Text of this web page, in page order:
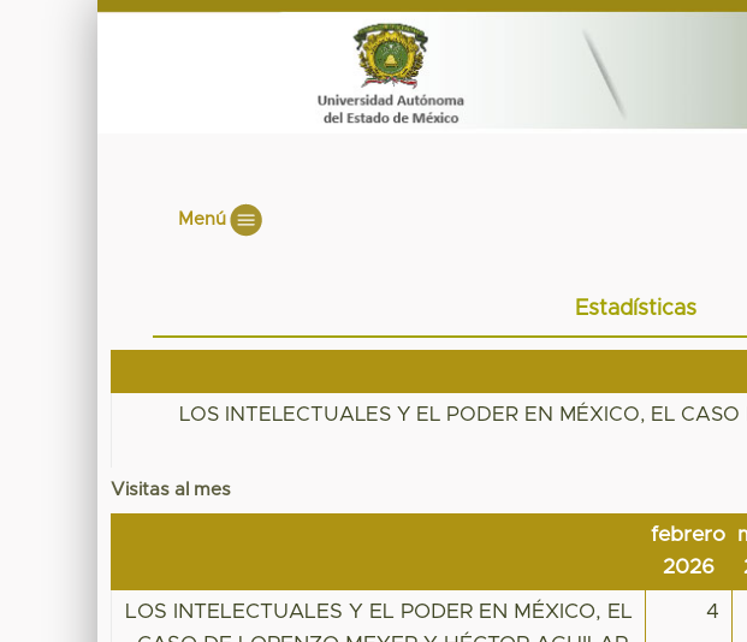
Menú
Estadísticas
LOS INTELECTUALES Y EL PODER EN MÉXICO, EL
Visitas al mes
febrero
2026
LOS INTELECTUALES Y EL PODER EN MÉXICO, EL
4